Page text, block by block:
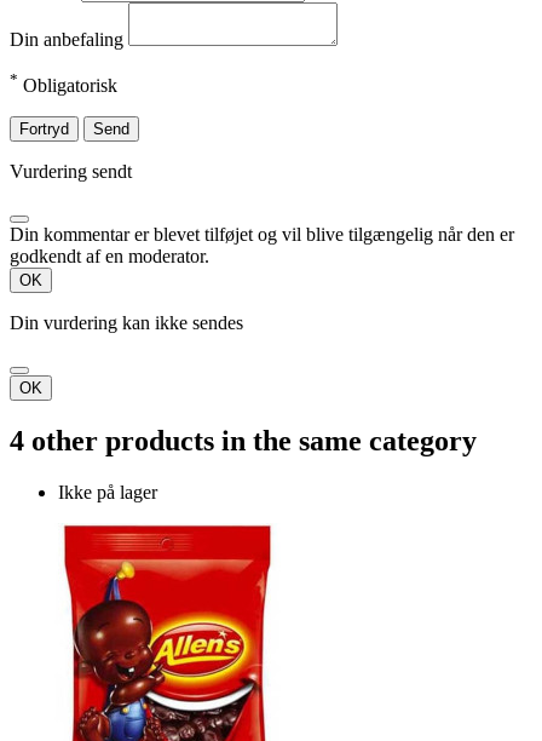
Din anbefaling
* Obligatorisk
Fortryd Send
Vurdering sendt
Din kommentar er blevet tilføjet og vil blive tilgængelig når den er
godkendt af en moderator.
OK
Din vurdering kan ikke sendes
OK
4 other products in the same category
Ikke på lager